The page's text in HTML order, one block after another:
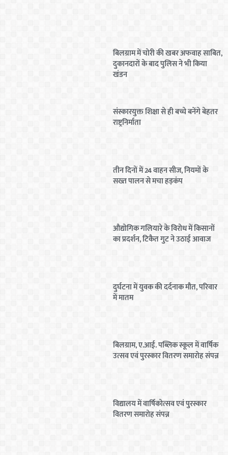
बिलग्राम में चोरी की खबर अफवाह साबित,
दुकानदारों के बाद पुलिस ने भी किया
खंडन
संस्कारयुक्त शिक्षा से ही बच्चे बनेंगे बेहतर
राष्ट्रनिर्माता
तीन दिनों में 24 वाहन सीज, नियमों के
सख्त पालन से मचा हड़कंप
औद्योगिक गलियारे के विरोध में किसानों
का प्रदर्शन, टिकैत गुट ने उठाई आवाज
दुर्घटना में युवक की दर्दनाक मौत, परिवार
में मातम
बिलग्राम, ए.आई. पब्लिक स्कूल में वार्षिक
उत्सव एवं पुरस्कार वितरण समारोह संपन्न
विद्यालय में वार्षिकोत्सव एवं पुरस्कार
वितरण समारोह संपन्न